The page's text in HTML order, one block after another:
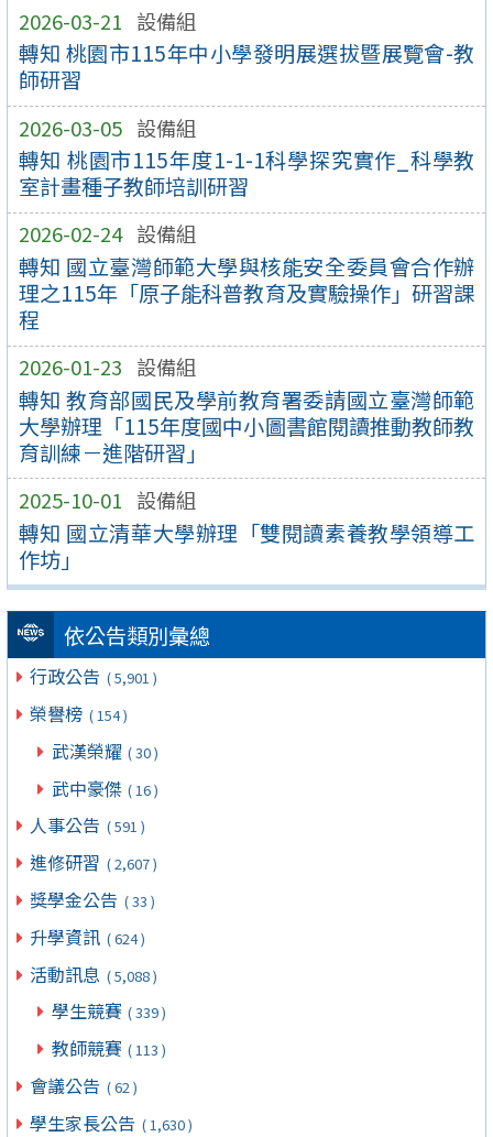
2026-03-21 設備組
轉知 桃園市115年中小學發明展選拔暨展覽會-教
師研習
2026-03-05 設備組
轉知 桃園市115年度1-1-1科學探究實作_科學教
室計畫種子教師培訓研習
2026-02-24 設備組
轉知 國立臺灣師範大學與核能安全委員會合作辦
理之115年「原子能科普教育及實驗操作」研習課
程
2026-01-23 設備組
轉知 教育部國民及學前教育署委請國立臺灣師範
大學辦理「115年度國中小圖書館閱讀推動教師教
育訓練－進階研習」
2025-10-01 設備組
轉知 國立清華大學辦理「雙閱讀素養教學領導工
作坊」
依公告類別彙總
行政公告 ( 5,901 )
榮譽榜 ( 154 )
武漢榮耀 ( 30 )
武中豪傑 ( 16 )
人事公告 ( 591 )
進修研習 ( 2,607 )
獎學金公告 ( 33 )
升學資訊 ( 624 )
活動訊息 ( 5,088 )
學生競賽 ( 339 )
教師競賽 ( 113 )
會議公告 ( 62 )
學生家長公告 ( 1,630 )